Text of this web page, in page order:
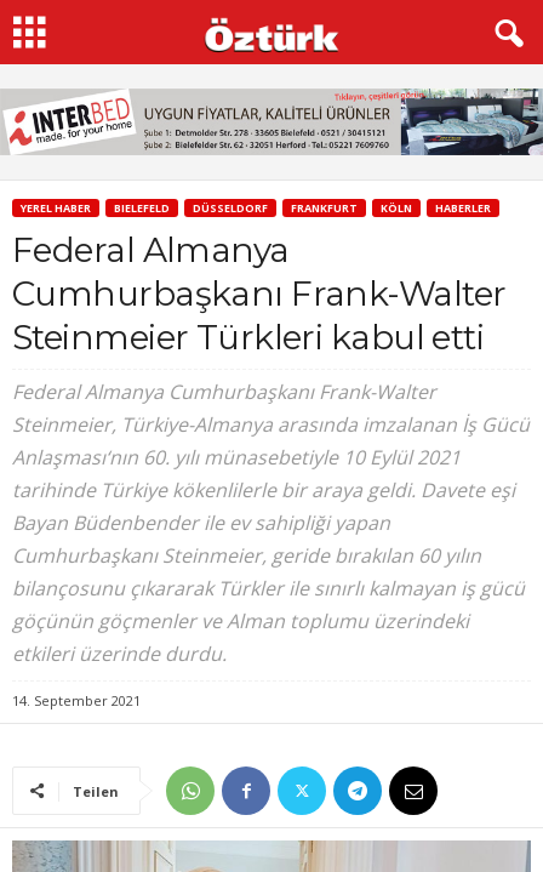
YEREL HABER BIELEFELD DÜSSELDORF FRANKFURT KÖLN HABERLER
Federal Almanya
Cumhurbaşkanı Frank-Walter
Steinmeier Türkleri kabul etti
Federal Almanya Cumhurbaşkanı Frank-Walter
Steinmeier, Türkiye-Almanya arasında imzalanan İş Gücü
Anlaşması‘nın 60. yılı münasebetiyle 10 Eylül 2021
tarihinde Türkiye kökenlilerle bir araya geldi. Davete eşi
Bayan Büdenbender ile ev sahipliği yapan
Cumhurbaşkanı Steinmeier, geride bırakılan 60 yılın
bilançosunu çıkararak Türkler ile sınırlı kalmayan iş gücü
göçünün göçmenler ve Alman toplumu üzerindeki
etkileri üzerinde durdu.
14. September 2021
Teilen